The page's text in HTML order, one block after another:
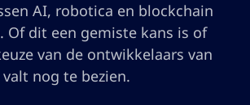
AI, robotica en blockchain
Of dit een gemiste kans is of
van de ontwikkelaars van
nog te bezien.